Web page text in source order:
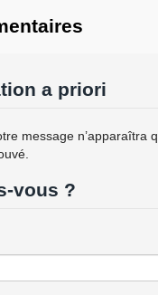
a priori
message n’apparaîtra
vous ?